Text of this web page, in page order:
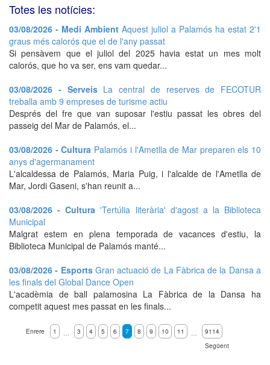
Totes les notícies:
03/08/2026 - Medi Ambient Aquest juliol a Palamós ha estat 2'1
graus més calorós que el de l'any passat
Si pensàvem que el juliol del 2025 havia estat un mes molt
calorós, que ho va ser, ens vam quedar...
03/08/2026 - Serveis La central de reserves de FECOTUR
treballa amb 9 empreses de turisme actiu
Després del fre que van suposar l'estiu passat les obres del
passeig del Mar de Palamós, el...
03/08/2026 - Cultura Palamós i l'Ametlla de Mar preparen els 10
anys d'agermanament
L'alcaldessa de Palamós, Maria Puig, i l'alcalde de l'Ametlla de
Mar, Jordi Gaseni, s'han reunit a...
03/08/2026 - Cultura'Tertúlia literària' d'agost a la Biblioteca
Municipal
Malgrat estem en plena temporada de vacances d'estiu, la
Biblioteca Municipal de Palamós manté...
03/08/2026 - Esports Gran actuació de La Fàbrica de la Dansa a
les finals del Global Dance Open
L'acadèmia de ball palamosina La Fàbrica de la Dansa ha
competit aquest mes passat en les finals...
Enrere 1 3 4 5 6 7 8 9 10 11
9114
Següent